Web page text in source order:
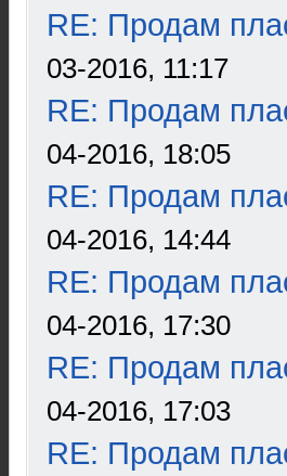
RE: Продам
03-2016, 11:17
RE: Продам
04-2016, 18:05
RE: Продам
04-2016, 14:44
RE: Продам
04-2016, 17:30
RE: Продам
04-2016, 17:03
RE: Продам